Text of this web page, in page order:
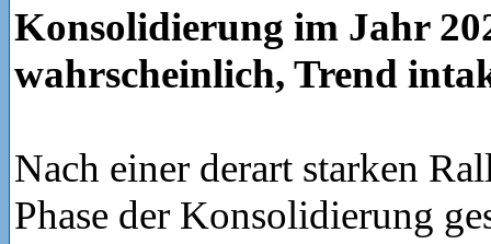
Konsolidierung im Jahr
wahrscheinlich, Trend
Nach einer derart starken
Phase der Konsolidierung